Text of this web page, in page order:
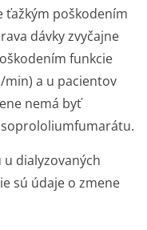
ťažkým poškodením
dávky zvyčajne
funkcie
min) a u pacientov
nemá byť
dialyzovaných
sú údaje o zmene